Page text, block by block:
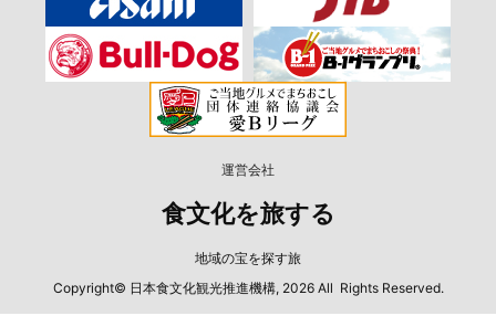
運営会社
食文化を旅する
地域の宝を探す旅
Copyright© 日本食文化観光推進機構, 2026 All Rights Reserved.